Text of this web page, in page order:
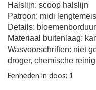
Halslijn: scoop halslijn
Patroon: midi
Details:
Materiaal buitenlaag:
Wasvoorschriften: niet
droger, chemische
Eenheden in doos: 1